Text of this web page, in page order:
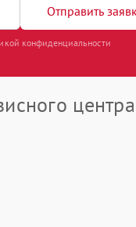
Отправить
конфиденциальности
центра